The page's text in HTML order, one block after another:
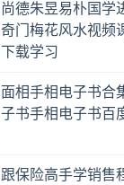
尚德朱昱易朴国学
奇门梅花风水视频
下载学习
面相手相电子书合
子书手相电子书百
跟保险高手学销售